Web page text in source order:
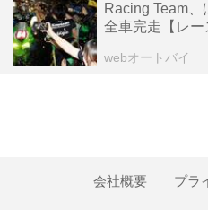
Racing Team
全車完走【レー
webオートバイ
会社概要 プラ